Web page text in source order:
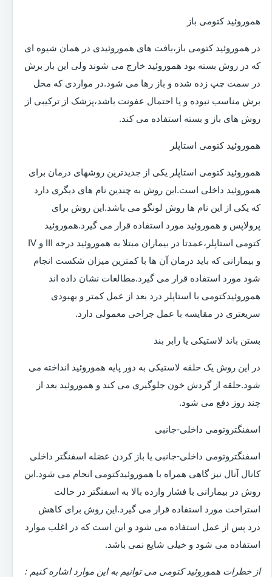
هموروئید کتومی باز
در هموروئید کتومی باز،بافت های هموروئیدی در همان شیوه ای
که در روش بسته بود هموروئید خارج می شوند ولی این بار برش
در سمت چپ زده شده و باز رها می شود.در مواردی که محل
برش مناسب نبوده و یا احتمال عفونت باشد،پزشک از ترکیبی از
روش های باز و بسته استفاده می کند.
هموروئید کتومی استاپلر
هموروئید کتومی استاپلر یکی از جدیدترین روشهای درمان برای
هموروئید داخلی است.این روش به چندین نام های دیگری دارد
که یکی از این نام ها روش لونگو می باشد.این روش برای
پرولاپس و هموروئید مورد استفاده قرار می گیرد.هموروئید
کتومی استاپلر،عمدتا در بیماران مبتلا به هموروئید درجه III و IV
و بیمارانی که باید درمان آن ها با کمترین میزان شکست انجام
شود مورد استفاده قرار می گیرد.مطالعات نشان داده اند
هموروئیدکتومی با استاپلر درد بعد از عمل کمتر و بهبودی
سریعتری در مقایسه با عمل جراحی معمولی دارد.
بستن باند لاستیکی یا رابر بند
در این روش یک حلقه لاستیکی به دور پایه هموروئید انداخته می
شود.حلقه از گردش خون جلوگیری می کند و هموروئید بعد از
چند روز دفع می شود.
اسفنگتروتومی داخلی-جانبی
اسفنگتروتومی داخلی-جانبی یا باز کردن عضله اسفنگتر داخلی
کانال آنال نیز گاهی همراه با هموروئیدکتومی انجام می شود.این
روش در بیمارانی با فشار وارده بالا به اسفنگتر در حالت
استراحت مورد استفاده قرار می گیرد.این روش برای کاهش
درد پس از عمل استفاده می شود و این است که در اغلب موارد
استفاده می شود و خیلی شایع نمی باشد.
از خطرات هموروئید کتومی می توانیم به این موارد اشاره کنیم :